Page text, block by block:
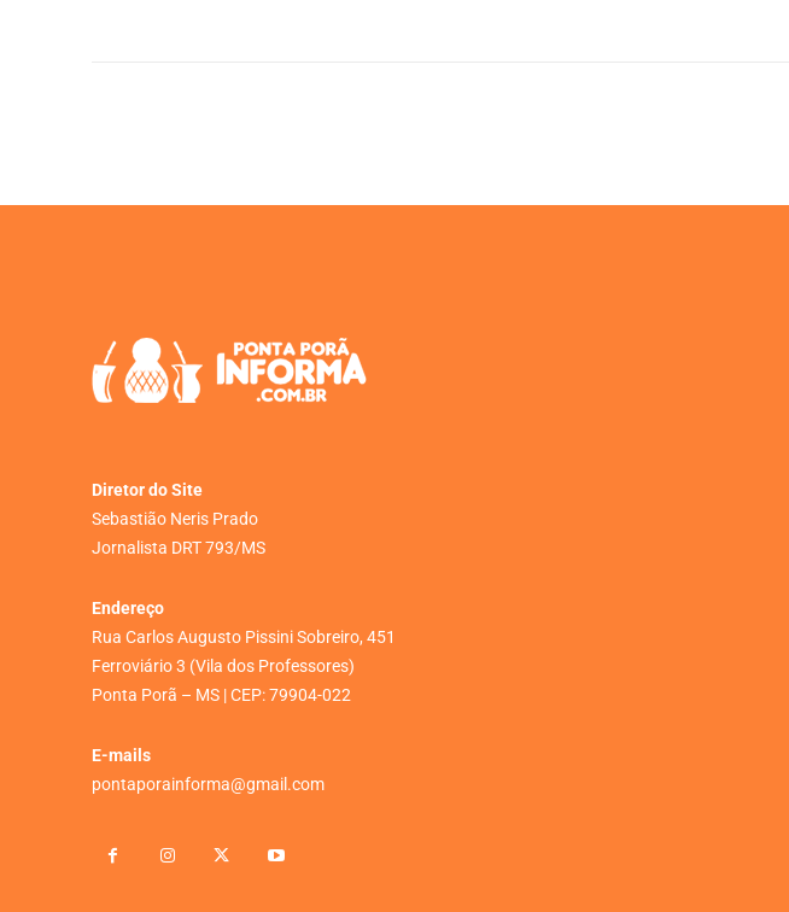
Diretor do Site
Sebastião Neris Prado
Jornalista DRT 793/MS
Endereço
Rua Carlos Augusto Pissini Sobreiro, 451
Ferroviário 3 (Vila dos Professores)
Ponta Porã – MS | CEP: 79904-022
E-mails
pontaporainforma@gmail.com